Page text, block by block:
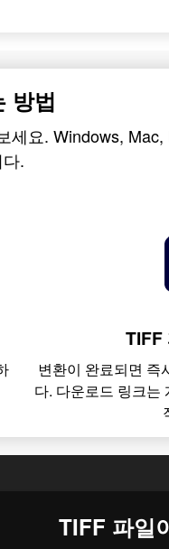
방법
세요. Windows, Mac,
.
TIFF
변환이 완료되면 즉
다. 다운로드 링크는
TIFF 파일